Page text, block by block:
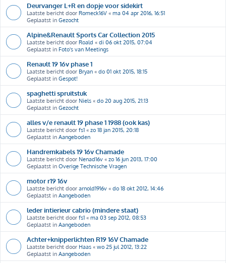
Deurvanger L+R en dopje voor sidekirt
Laatste bericht door Romeck16V « ma 04 apr 2016, 16:51
Geplaatst in Gezocht
Alpine&Renault Sports Car Collection 2015
Laatste bericht door Roald « di 06 okt 2015, 07:04
Geplaatst in Foto's van Meetings
Renault 19 16v phase 1
Laatste bericht door Bryan « do 01 okt 2015, 18:15
Geplaatst in Gespot!
spaghetti spruitstuk
Laatste bericht door Niels « do 20 aug 2015, 21:13
Geplaatst in Gezocht
alles v/e renault 19 phase 1 1988 (ook kas)
Laatste bericht door fs1 « zo 18 jan 2015, 20:18
Geplaatst in Aangeboden
Handremkabels 19 16v Chamade
Laatste bericht door Nenad16v « zo 16 jun 2013, 17:00
Geplaatst in Overige Technische Vragen
motor r19 16v
Laatste bericht door arnold1916v « do 18 okt 2012, 14:46
Geplaatst in Aangeboden
leder intierieur cabrio (mindere staat)
Laatste bericht door fs1 « ma 03 sep 2012, 08:53
Geplaatst in Aangeboden
Achter+knipperlichten R19 16V Chamade
Laatste bericht door Haas « wo 25 jul 2012, 13:22
Geplaatst in Aangeboden